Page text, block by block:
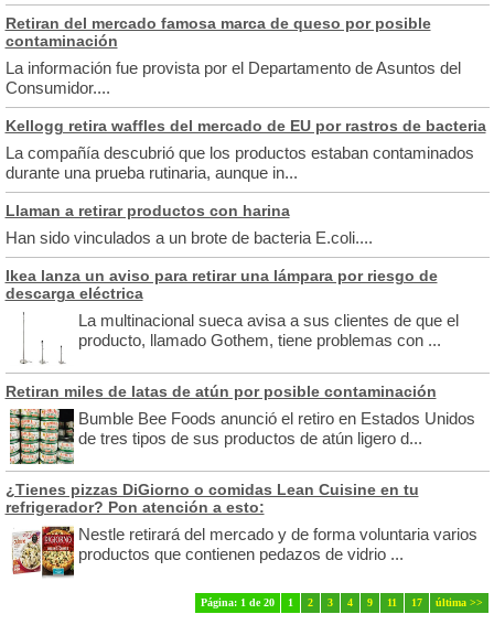
Retiran del mercado famosa marca de queso por posible
contaminación
La información fue provista por el Departamento de Asuntos del
Consumidor....
Kellogg retira waffles del mercado de EU por rastros de bacteria
La compañía descubrió que los productos estaban contaminados
durante una prueba rutinaria, aunque in...
Llaman a retirar productos con harina
Han sido vinculados a un brote de bacteria E.coli....
Ikea lanza un aviso para retirar una lámpara por riesgo de
descarga eléctrica
La multinacional sueca avisa a sus clientes de que el
producto, llamado Gothem, tiene problemas con ...
Retiran miles de latas de atún por posible contaminación
Bumble Bee Foods anunció el retiro en Estados Unidos
de tres tipos de sus productos de atún ligero d...
¿Tienes pizzas DiGiorno o comidas Lean Cuisine en tu
refrigerador? Pon atención a esto:
Nestle retirará del mercado y de forma voluntaria varios
productos que contienen pedazos de vidrio ...
Página: 1 de 20 1 2 3 4 9 11 17 última >>